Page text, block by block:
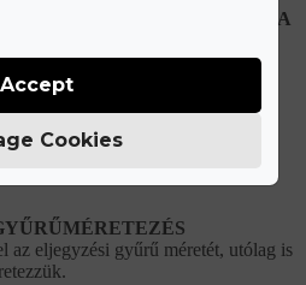
ÉKSZEREK JAVÍTÁSA
és szállítási költségeket.
bármikor ingyenesen
az eljegyzési gyűrű méretét, utólag is
Cookies
Accept